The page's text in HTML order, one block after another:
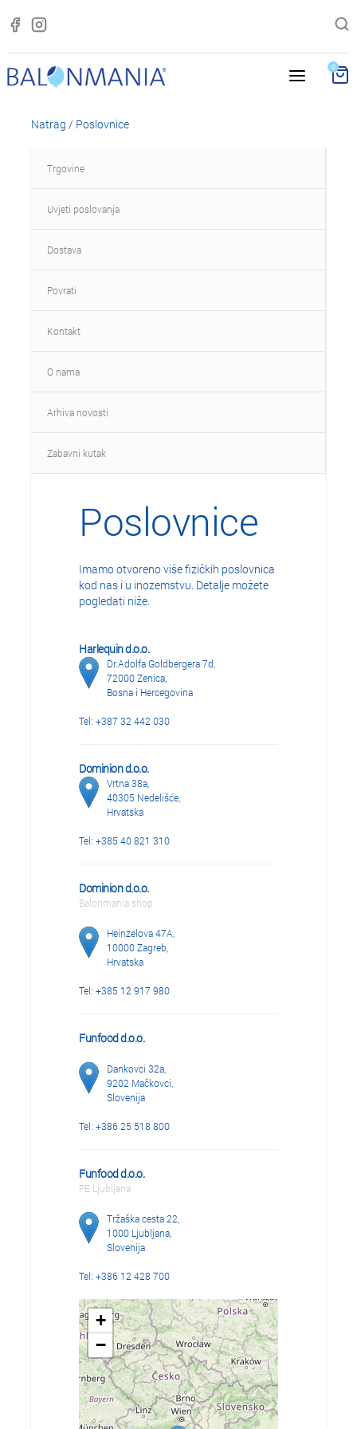
0
Natrag / Poslovnice
Trgovine
Uvjeti poslovanja
Dostava
Povrati
Kontakt
O nama
Arhiva novosti
Zabavni kutak
Poslovnice
Imamo otvoreno više fizičkih poslovnica
kod nas i u inozemstvu. Detalje možete
pogledati niže.
Harlequin d.o.o.
Dr.Adolfa Goldbergera 7d,
72000 Zenica,
Bosna i Hercegovina
Tel: +387 32 442 030
Dominion d.o.o.
Vrtna 38a,
40305 Nedelišće,
Hrvatska
Tel: +385 40 821 310
Dominion d.o.o.
Balonmania shop
Heinzelova 47A,
10000 Zagreb,
Hrvatska
Tel: +385 12 917 980
Funfood d.o.o.
Dankovci 32a,
9202 Mačkovci,
Slovenija
Tel: +386 25 518 800
Funfood d.o.o.
PE Ljubljana
Tržaška cesta 22,
1000 Ljubljana,
Slovenija
Tel: +386 12 428 700
+
−